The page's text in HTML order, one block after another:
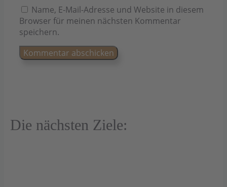
Name, E-Mail-Adresse und Website in diesem
Browser für meinen nächsten Kommentar
speichern.
Die nächsten Ziele: